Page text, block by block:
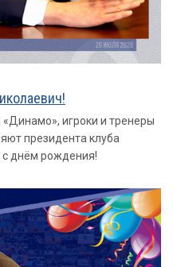
«Динамо», игроки и тренеры
президента клуба
с днём рождения!